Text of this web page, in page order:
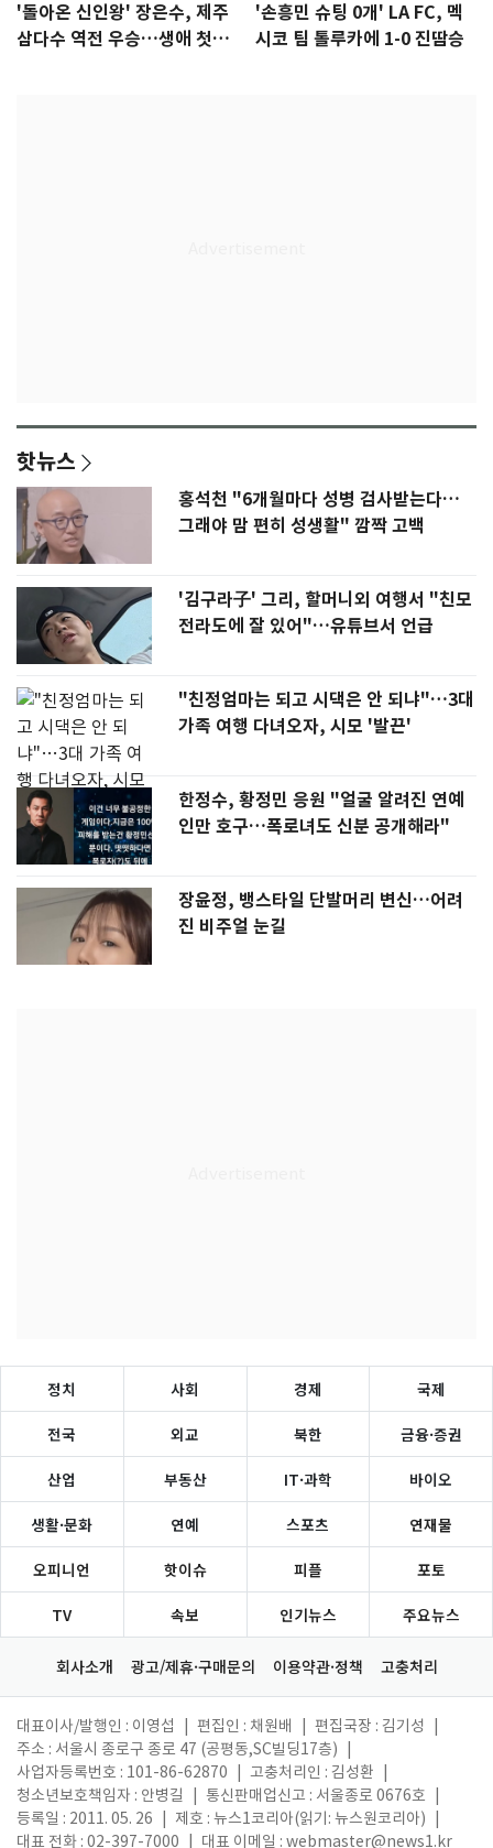
'돌아온 신인왕' 장은수, 제주
삼다수 역전 우승…생애 첫승
'손흥민 슈팅 0개' LA FC, 멕
시코 팀 톨루카에 1-0 진땀승
핫뉴스
홍석천 "6개월마다 성병 검사받는다…
그래야 맘 편히 성생활" 깜짝 고백
'김구라子' 그리, 할머니외 여행서 "친모
전라도에 잘 있어"…유튜브서 언급
"친정엄마는 되고 시댁은 안 되냐"…3대
가족 여행 다녀오자, 시모 '발끈'
한정수, 황정민 응원 "얼굴 알려진 연예
인만 호구…폭로녀도 신분 공개해라"
장윤정, 뱅스타일 단발머리 변신…어려
진 비주얼 눈길
정치 사회 경제 국제
전국 외교 북한 금융·증권
산업 부동산 IT·과학 바이오
생활·문화 연예 스포츠 연재물
오피니언 핫이슈 피플 포토
TV 속보 인기뉴스 주요뉴스
회사소개 광고/제휴·구매문의 이용약관·정책 고충처리
대표이사/발행인 : 이영섭 편집인 : 채원배 편집국장 : 김기성
주소 : 서울시 종로구 종로 47 (공평동,SC빌딩17층)
사업자등록번호 : 101-86-62870
고충처리인 : 김성환
청소년보호책임자 : 안병길
통신판매업신고 : 서울종로 0676호
등록일 : 2011. 05. 26
제호 : 뉴스1코리아(읽기: 뉴스원코리아)
대표 전화 : 02-397-7000
대표 이메일 : webmaster@news1.kr